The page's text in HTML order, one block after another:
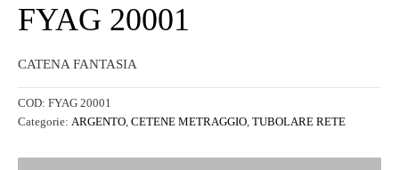
FYAG 20001
CATENA FANTASIA
COD: FYAG 20001
Categorie: ARGENTO, CETENE METRAGGIO, TUBOLARE RETE